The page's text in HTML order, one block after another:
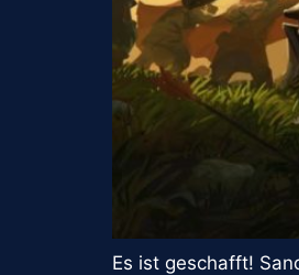
Es ist geschafft!